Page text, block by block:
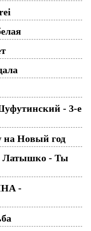
- 3-е
на Новый год
Латышко - Ты
-